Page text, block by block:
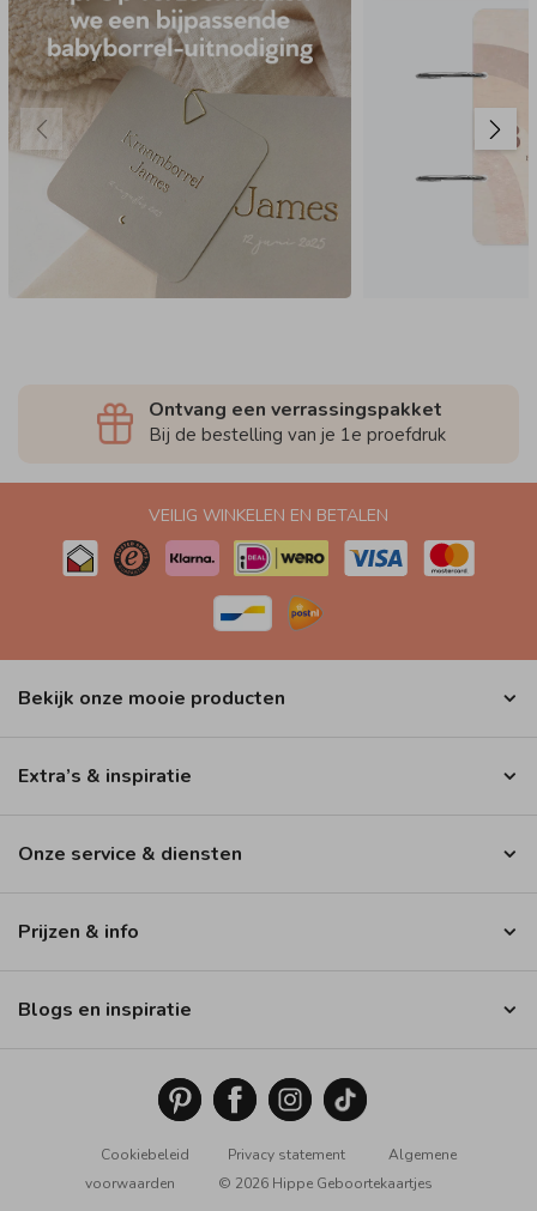
Ontvang een verrassingspakket
Bij de bestelling van je 1e proefdruk
VEILIG WINKELEN EN BETALEN
Bekijk onze mooie producten
Extra’s & inspiratie
Onze service & diensten
Prijzen & info
Blogs en inspiratie
Cookiebeleid Privacy statement
Algemene
voorwaarden
© 2026 Hippe Geboortekaartjes